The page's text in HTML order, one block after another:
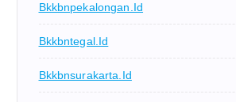
Bkkbnpekalongan.id
Bkkbntegal.id
Bkkbnsurakarta.id